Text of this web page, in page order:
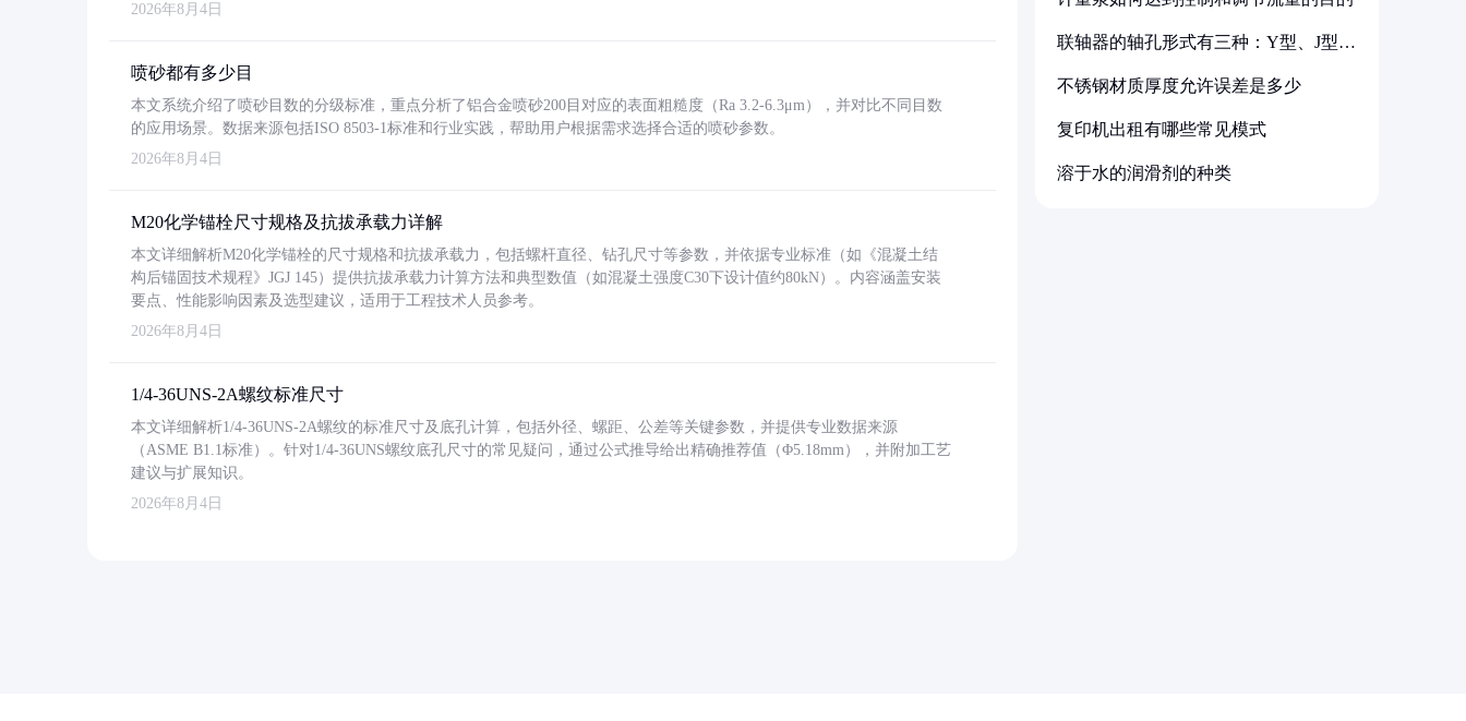
2026年8月4日
喷砂都有多少目
本文系统介绍了喷砂目数的分级标准，重点分析了铝合金喷砂200目对应的表面粗糙度（Ra 3.2-6.3μm），并对比不同目数
的应用场景。数据来源包括ISO 8503-1标准和行业实践，帮助用户根据需求选择合适的喷砂参数。
2026年8月4日
M20化学锚栓尺寸规格及抗拔承载力详解
本文详细解析M20化学锚栓的尺寸规格和抗拔承载力，包括螺杆直径、钻孔尺寸等参数，并依据专业标准（如《混凝土结
构后锚固技术规程》JGJ 145）提供抗拔承载力计算方法和典型数值（如混凝土强度C30下设计值约80kN）。内容涵盖安装
要点、性能影响因素及选型建议，适用于工程技术人员参考。
2026年8月4日
1/4-36UNS-2A螺纹标准尺寸
本文详细解析1/4-36UNS-2A螺纹的标准尺寸及底孔计算，包括外径、螺距、公差等关键参数，并提供专业数据来源
（ASME B1.1标准）。针对1/4-36UNS螺纹底孔尺寸的常见疑问，通过公式推导给出精确推荐值（Φ5.18mm），并附加工艺
建议与扩展知识。
2026年8月4日
联轴器的轴孔形式有三种：Y型、J型、
不锈钢材质厚度允许误差是多少
复印机出租有哪些常见模式
溶于水的润滑剂的种类